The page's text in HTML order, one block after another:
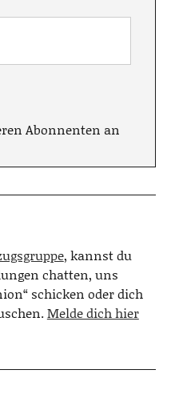
Abonnenten an
, kannst du
chatten, uns
schicken oder dich
Melde dich hier